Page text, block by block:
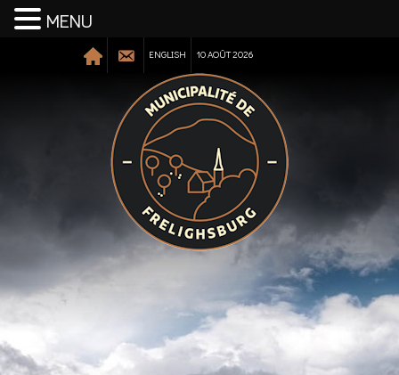
ENGLISH 10 AOÛT 2026
MENU